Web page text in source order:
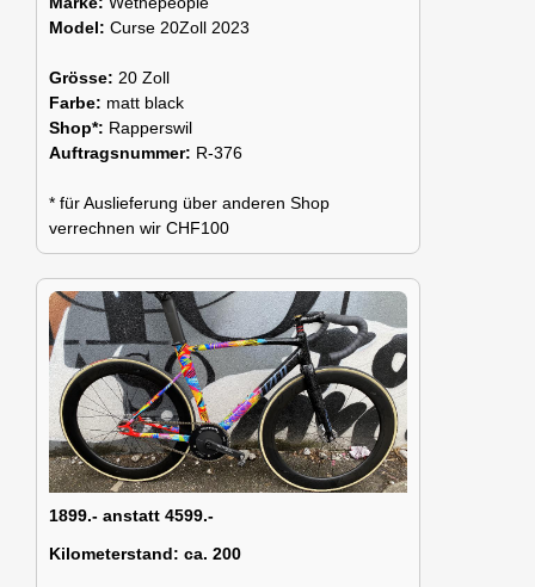
Model: Curse 20Zoll 2023
Grösse: 20 Zoll
Farbe: matt black
Shop*: Rapperswil
Auftragsnummer: R-376
* für Auslieferung über anderen Shop
verrechnen wir CHF100
1899.- anstatt 4599.-
Kilometerstand: ca. 200